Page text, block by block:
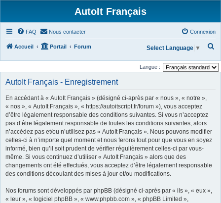
AutoIt Français
FAQ Nous contacter Connexion
Accueil Portail Forum
c
Select Language ▼
Langue :
AutoIt Français - Enregistrement
En accédant à « AutoIt Français » (désigné ci-après par « nous », « notre »,
« nos », « AutoIt Français », « https://autoitscript.fr/forum »), vous acceptez
d’être légalement responsable des conditions suivantes. Si vous n’acceptez
pas d’être légalement responsable de toutes les conditions suivantes, alors
n’accédez pas et/ou n’utilisez pas « AutoIt Français ». Nous pouvons modifier
celles-ci à n’importe quel moment et nous ferons tout pour que vous en soyez
informé, bien qu’il soit prudent de vérifier régulièrement celles-ci par vous-
même. Si vous continuez d’utiliser « AutoIt Français » alors que des
changements ont été effectués, vous acceptez d’être légalement responsable
des conditions découlant des mises à jour et/ou modifications.
Nos forums sont développés par phpBB (désigné ci-après par « ils », « eux »,
« leur », « logiciel phpBB », « www.phpbb.com », « phpBB Limited »,